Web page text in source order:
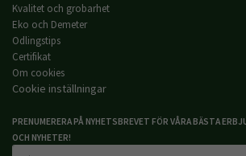
Kvalitet och grobarhet
Eko och Demeter
Odlingstips
Certifikat
Om cookies
Cookie inställningar
PRENUMERERA PÅ NYHETSBREVET FÖR VÅRA BÄSTA
OCH NYHETER!